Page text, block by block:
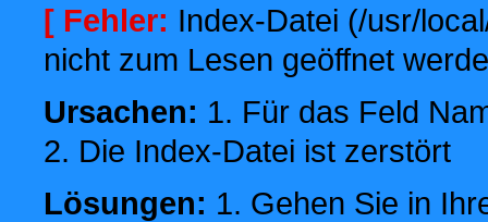
[ Fehler: Index-Datei (/usr/
nicht zum Lesen geöffnet
Ursachen: 1. Für das Feld
2. Die Index-Datei ist zerstört
Lösungen: 1. Gehen Sie in